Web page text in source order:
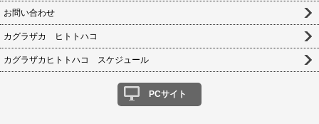
お問い合わせ
カグラザカ ヒトトハコ
カグラザカヒトトハコ スケジュール
PCサイト